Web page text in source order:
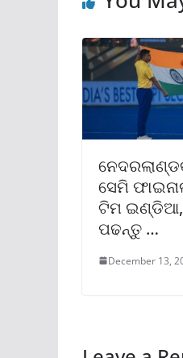
ସେମି
ଟିମ ଇଣ୍ଡିଆ,
ପଢନ୍ତୁ …
December 13,